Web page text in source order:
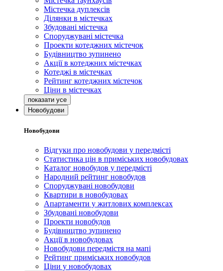
Містечка дуплексів
Ділянки в містечках
Збудовані містечка
Споруджувані містечка
Проекти котеджних містечок
Будівництво зупинено
Акції в котеджних містечках
Котеджі в містечках
Рейтинг котеджних містечок
Ціни в містечках
Новобудови
Новобудови
Відгуки про новобудови у передмісті
Статистика цін в приміських новобудовах
Каталог новобудов у передмісті
Народний рейтинг новобудов
Споруджувані новобудови
Квартири в новобудовах
Апартаменти у житлових комплексах
Збудовані новобудови
Проекти новобудов
Будівництво зупинено
Акції в новобудовах
Новобудови передмістя на мапі
Рейтинг приміських новобудов
Ціни у новобудовах